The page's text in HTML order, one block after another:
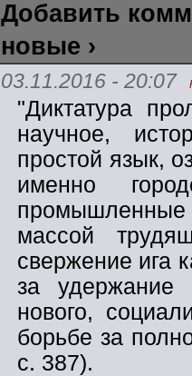
Добавить
новые ›
03.11.2016 - 20:07
"Диктатура
научное,
простой язык,
именно
массой
свержение ига
за удержание
нового,
борьбе за
с. 387).